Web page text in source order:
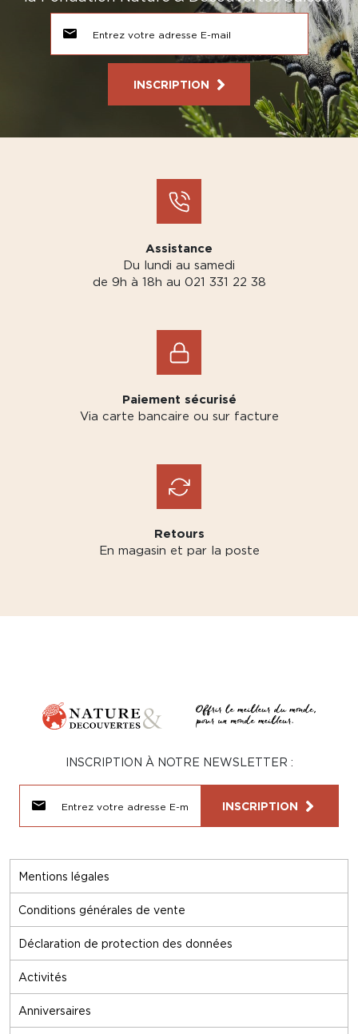
INSCRIPTION
Assistance
Du lundi au samedi
de 9h à 18h au 021 331 22 38
Paiement sécurisé
Via carte bancaire ou sur facture
Retours
En magasin et par la poste
Mentions légales
Conditions générales de vente
Déclaration de protection des données
Activités
Anniversaires
INSCRIPTION À NOTRE NEWSLETTER :
INSCRIPTION